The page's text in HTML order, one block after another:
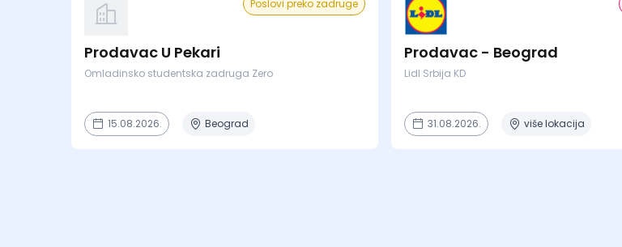
Poslovi preko zadruge
Prodavac U Pekari
Omladinsko studentska zadruga Zero
15.08.2026. Beograd
Prodavac - Beograd
Lidl Srbija KD
31.08.2026. više lokacija